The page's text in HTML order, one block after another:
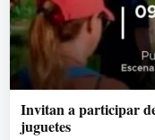
Invitan a participar
juguetes